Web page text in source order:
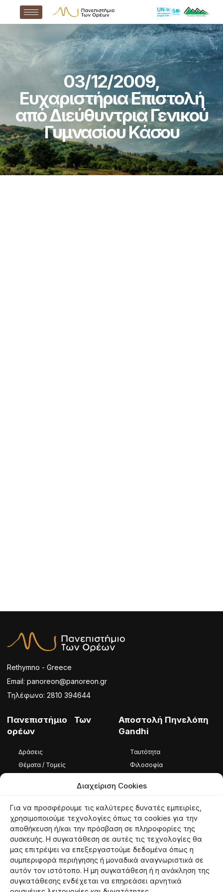
Διαχείριση Cookies
Για να προσφέρουμε τις καλύτερες δυνατές εμπειρίες,
χρησιμοποιούμε τεχνολογίες όπως τα cookies για την
αποθήκευση ή/και την πρόσβαση σε πληροφορίες της
συσκευής. Η συγκατάθεση σε αυτές τις τεχνολογίες θα
μας επιτρέψει να επεξεργαστούμε δεδομένα όπως η
συμπεριφορά περιήγησης ή μοναδικά αναγνωριστικά σε
αυτόν τον ιστότοπο. Η μη συγκατάθεση ή η ανάκληση της
συγκατάθεσης ενδέχεται να επηρεάσει αρνητικά
03/12/2009,
Ευχαριστήρια Επιστολή
από Διεύθυντρια Γενικού
Γυμνασίου Κάσου
Rethymno - Greece
Email: panoreon@panoreon.gr
Τηλέφωνο: 2810 394644
Πανεπιστήμιο Των
ορέων
Δράσεις
Θέματα / Τομείς
Αποστολή Πηνελόπη
Gandhi
Ταυτότητα
Φιλοσοφία
Ταυτότητα
Φιλοσοφία
Εθελοντές
© 2026 panoreon.gr | Πανεπιστήμιο Των Ορέων |